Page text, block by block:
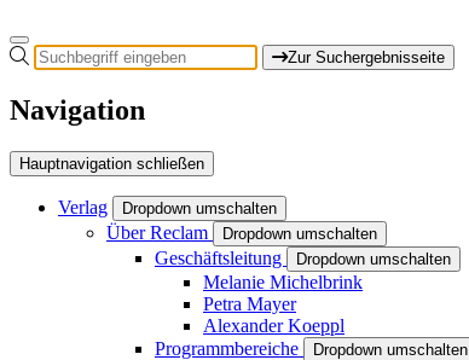
Zur Suchergebnisseite
Navigation
Hauptnavigation schließen
Verlag Dropdown umschalten
Über Reclam Dropdown umschalten
Geschäftsleitung Dropdown umschalten
Melanie Michelbrink
Petra Mayer
Alexander Koeppl
Programmbereiche
Dropdown umschalten